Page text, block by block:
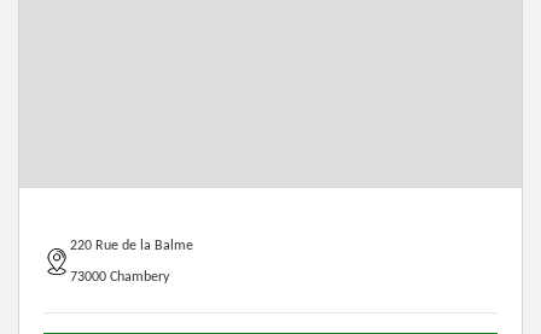
220 Rue de la Balme
73000 Chambery